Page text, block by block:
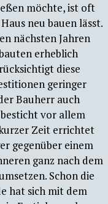
möchte, ist oft
neu bauen lässt.
nächsten Jahren
erheblich
diese
geringer
Bauherr auch
vor allem
Zeit errichtet
gegenüber einem
ganz nach dem
Schon die
hat sich mit dem